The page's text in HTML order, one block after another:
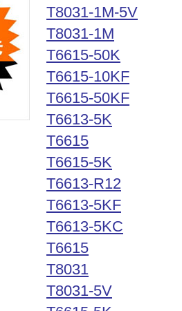
T8031-1M-5V
T8031-1M
T6615-50K
T6615-10KF
T6615-50KF
T6613-5K
T6615
T6615-5K
T6613-R12
T6613-5KF
T6613-5KC
T6615
T8031
T8031-5V